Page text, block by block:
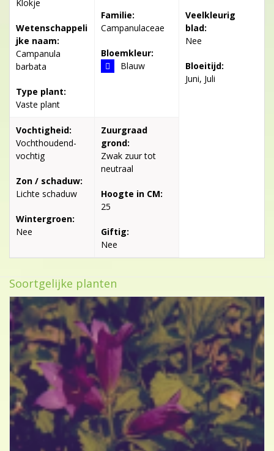
Klokje
Wetenschappeli
jke naam:
Campanula
barbata
Type plant:
Vaste plant
Familie:
Campanulaceae
Bloemkleur:
Blauw
Veelkleurig
blad:
Nee
Bloeitijd:
Juni, Juli
Vochtigheid:
Vochthoudend-
vochtig
Zon / schaduw:
Lichte schaduw
Wintergroen:
Nee
Zuurgraad
grond:
Zwak zuur tot
neutraal
Hoogte in CM:
25
Giftig:
Nee
Soortgelijke planten